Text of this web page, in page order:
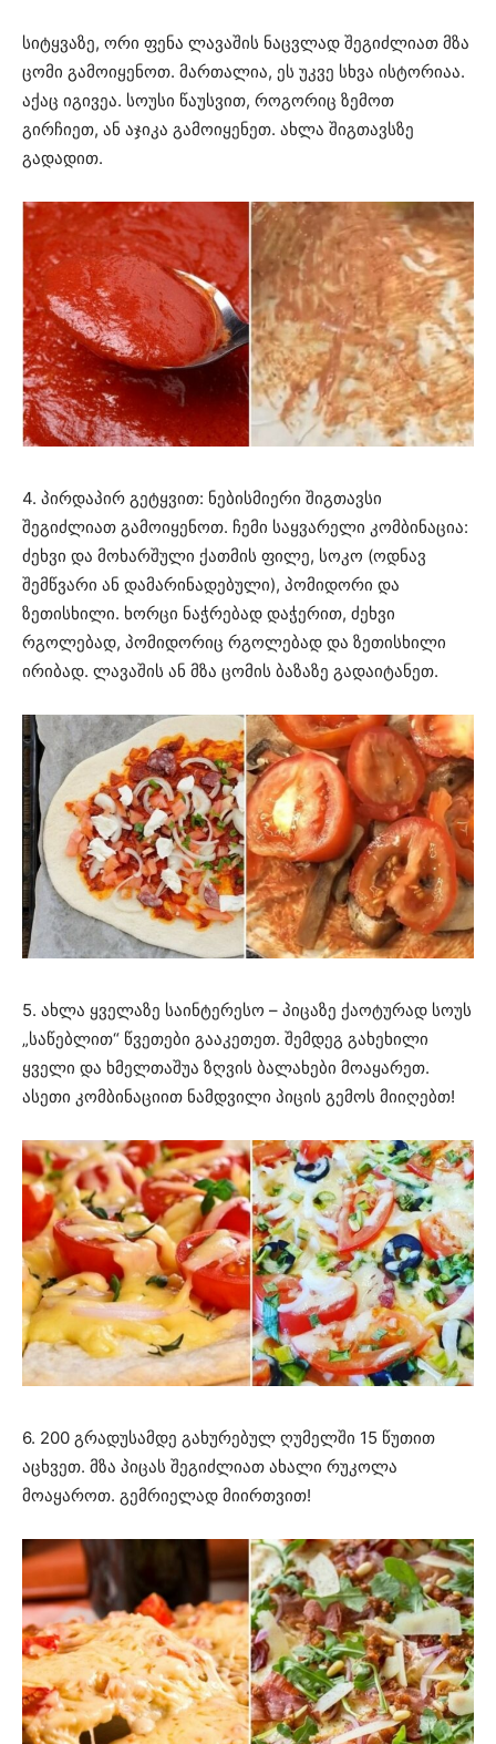
სიტყვაზე, ორი ფენა ლავაშის ნაცვლად შეგიძლიათ მზა
ცომი გამოიყენოთ. მართალია, ეს უკვე სხვა ისტორიაა.
აქაც იგივეა. სოუსი წაუსვით, როგორიც ზემოთ
გირჩიეთ, ან აჯიკა გამოიყენეთ. ახლა შიგთავსზე
გადადით.
4. პირდაპირ გეტყვით: ნებისმიერი შიგთავსი
შეგიძლიათ გამოიყენოთ. ჩემი საყვარელი კომბინაცია:
ძეხვი და მოხარშული ქათმის ფილე, სოკო (ოდნავ
შემწვარი ან დამარინადებული), პომიდორი და
ზეთისხილი. ხორცი ნაჭრებად დაჭერით, ძეხვი
რგოლებად, პომიდორიც რგოლებად და ზეთისხილი
ირიბად. ლავაშის ან მზა ცომის ბაზაზე გადაიტანეთ.
5. ახლა ყველაზე საინტერესო – პიცაზე ქაოტურად სოუს
„საწებლით“ წვეთები გააკეთეთ. შემდეგ გახეხილი
ყველი და ხმელთაშუა ზღვის ბალახები მოაყარეთ.
ასეთი კომბინაციით ნამდვილი პიცის გემოს მიიღებთ!
6. 200 გრადუსამდე გახურებულ ღუმელში 15 წუთით
აცხვეთ. მზა პიცას შეგიძლიათ ახალი რუკოლა
მოაყაროთ. გემრიელად მიირთვით!